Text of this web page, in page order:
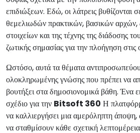
επιδιώξεων. Εδώ, οι λάτρεις βυθίζονται
θεμελιωδών πρακτικών, βασικών
στοιχείων και της τέχνης της διάδοσης
ζωτικής σημασίας για την πλοήγηση στις
Ωστόσο, αυτά τα θέματα
ολοκληρωμένης γνώσης που πρέπει να
βουτήξει στα δημοσιονομικά βάθη. Ένα
σχέδιο για την Bitsoft 360 Η
να καλλιεργήσει μια αμερόληπτη
να σταθμίσουν κάθε σχετική